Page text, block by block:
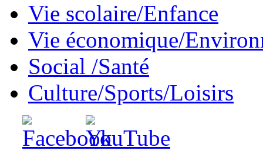
Vie scolaire/Enfance
Vie économique/
Social /Santé
Culture/Sports/Loisirs